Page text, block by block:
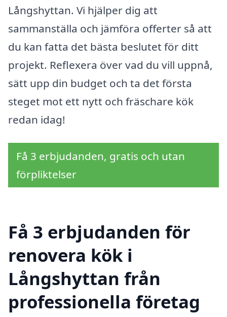
Långshyttan. Vi hjälper dig att
sammanställa och jämföra offerter så att
du kan fatta det bästa beslutet för ditt
projekt. Reflexera över vad du vill uppnå,
sätt upp din budget och ta det första
steget mot ett nytt och fräschare kök
redan idag!
Få 3 erbjudanden, gratis och utan
förpliktelser
Få 3 erbjudanden för
renovera kök i
Långshyttan från
professionella företag